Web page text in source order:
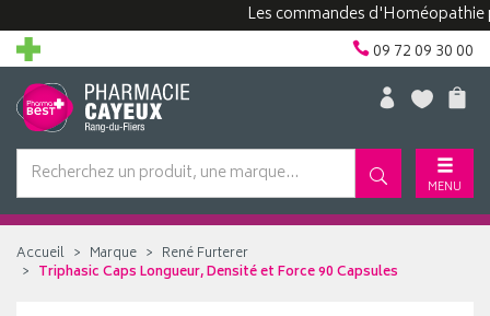
Les commandes d'Homéopathie
09 72 09 30 00
MENU
Accueil Marque
René Furterer
Triphasic Caps Longueur, Densité et Force 90 Capsules